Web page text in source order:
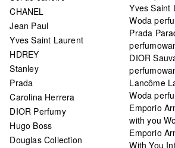
CHANEL
Jean Paul
Yves Saint Laurent
HDREY
Stanley
Prada
Carolina Herrera
DIOR Perfumy
Hugo Boss
Douglas Collection
Yves Saint
Woda
Prada
DIOR
Lancôme
Woda
Emporio
with you
Emporio
With You